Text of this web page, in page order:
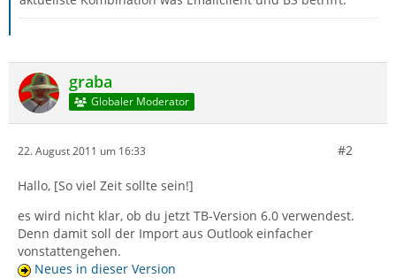
graba
Globaler Moderator
22. August 2011 um 16:33 #2
Hallo, [So viel Zeit sollte sein!]
es wird nicht klar, ob du jetzt TB-Version 6.0 verwendest.
Denn damit soll der Import aus Outlook einfacher
vonstattengehen.
Neues in dieser Version